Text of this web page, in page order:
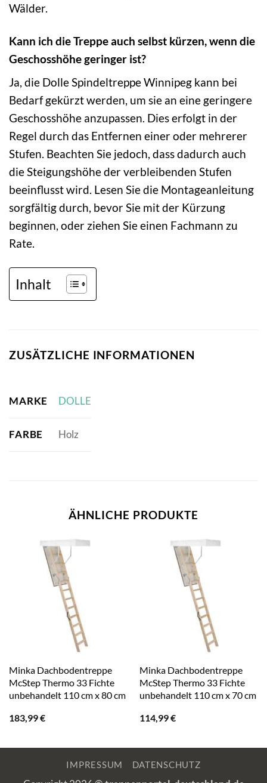
Wälder.
Kann ich die Treppe auch selbst kürzen, wenn die
Geschosshöhe geringer ist?
Ja, die Dolle Spindeltreppe Winnipeg kann bei
Bedarf gekürzt werden, um sie an eine geringere
Geschosshöhe anzupassen. Dies erfolgt in der
Regel durch das Entfernen einer oder mehrerer
Stufen. Beachten Sie jedoch, dass dadurch auch
die Steigungshöhe der verbleibenden Stufen
beeinflusst wird. Lesen Sie die Montageanleitung
sorgfältig durch, bevor Sie mit der Kürzung
beginnen, oder ziehen Sie einen Fachmann zu
Rate.
Inhalt
ZUSÄTZLICHE INFORMATIONEN
MARKE DOLLE
FARBE Holz
ÄHNLICHE PRODUKTE
Minka Dachbodentreppe
McStep Thermo 33 Fichte
unbehandelt 110 cm x 80 cm
183,99€
Minka Dachbodentreppe
McStep Thermo 33 Fichte
unbehandelt 110 cm x 70 cm
114,99€
IMPRESSUM DATENSCHUTZ